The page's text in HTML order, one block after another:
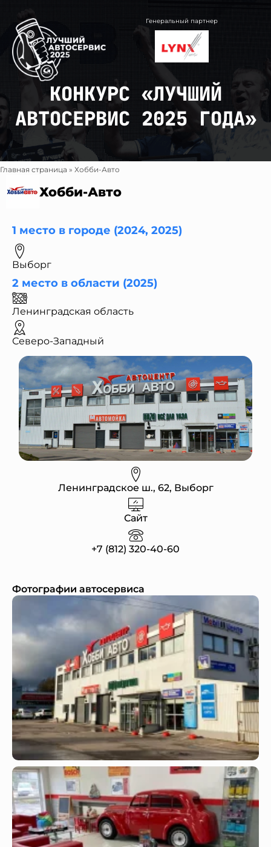
содержимому
Генеральный партнер
КОНКУРС «ЛУЧШИЙ
АВТОСЕРВИС 2025 ГОДА»
Главная страница » Хобби-Авто
Хобби-Авто
1 место в городе (2024, 2025)
Выборг
2 место в области (2025)
Ленинградская область
Северо-Западный
Ленинградское ш., 62, Выборг
Сайт
+7 (812) 320-40-60
Фотографии автосервиса